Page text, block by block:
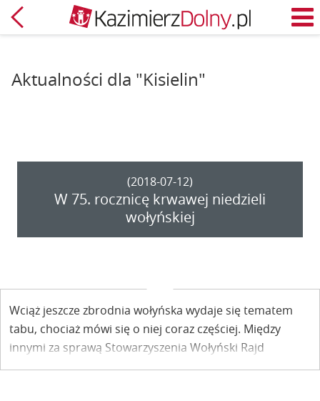
Powrót
Aktualności dla "Kisielin"
(2018-07-12)
W 75. rocznicę krwawej niedzieli
wołyńskiej
Wciąż jeszcze zbrodnia wołyńska wydaje się tematem
tabu, chociaż mówi się o niej coraz częściej. Między
innymi za sprawą Stowarzyszenia Wołyński Rajd
Motocyklowy, którego przedstawiciele pod tablicą